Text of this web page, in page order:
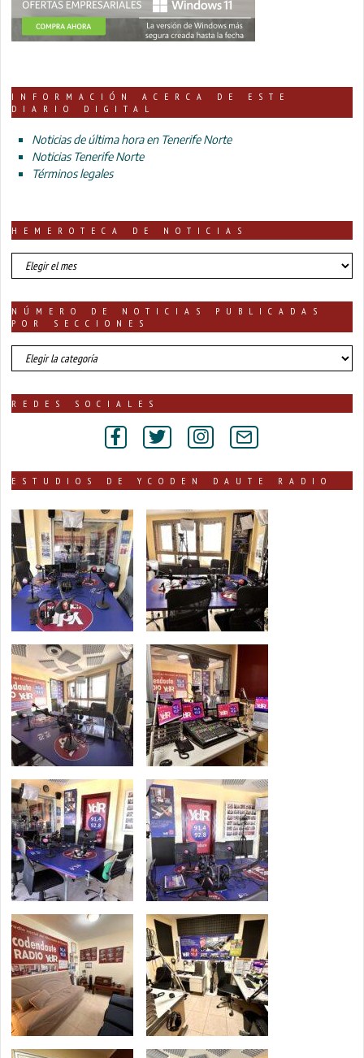
INFORMACIÓN ACERCA DE ESTE
DIARIO DIGITAL
Noticias de última hora en Tenerife Norte
Noticias Tenerife Norte
Términos legales
HEMEROTECA DE NOTICIAS
HEMEROTECA
DE
NÚMERO DE NOTICIAS PUBLICADAS
POR SECCIONES
número
de
publicadas
REDES SOCIALES
ESTUDIOS DE YCODEN DAUTE RADIO